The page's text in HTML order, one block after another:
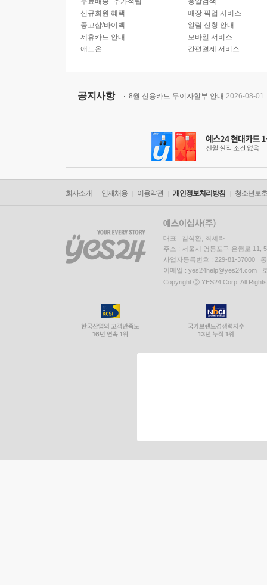
신규회원 혜택
중고샵/바이백
제휴카드 안내
애드온
매장 픽업 서비스
알림 신청 안내
모바일 서비스
간편결제 서비스
공지사항 8월 신용카드 무이자할부 안내 2026-08-01
회사소개 인재채용 이용약관 개인정보처리방침 청소년보
대표 : 김석환, 최세라
주소 : 서울시 영등포구 은행로 11,
사업자등록번호 : 229-81-37000
이메일 : yes24help@yes24.com
Copyright ⓒ YES24 Corp. All